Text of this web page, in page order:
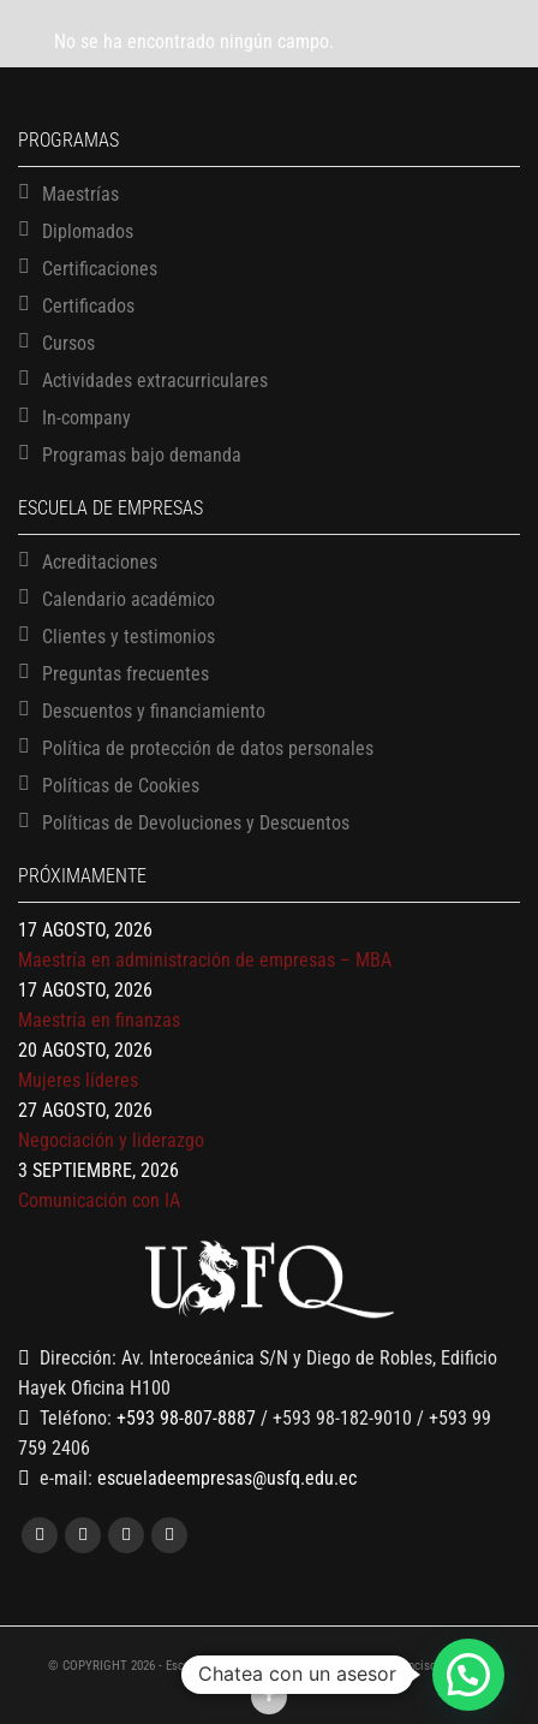
No se ha encontrado ningún campo.
PROGRAMAS
Maestrías
Diplomados
Certificaciones
Certificados
Cursos
Actividades extracurriculares
In-company
Programas bajo demanda
ESCUELA DE EMPRESAS
Acreditaciones
Calendario académico
Clientes y testimonios
Preguntas frecuentes
Descuentos y financiamiento
Política de protección de datos personales
Políticas de Cookies
Políticas de Devoluciones y Descuentos
PRÓXIMAMENTE
13 AGOSTO, 2026
17 AGOSTO, 2026
Gerencia de empresas familiares
17 AGOSTO, 2026
Maestría en administración de empresas – MBA
17 AGOSTO, 2026
Maestría en finanzas
20 AGOSTO, 2026
Mujeres líderes
27 AGOSTO, 2026
Negociación y liderazgo
3 SEPTIEMBRE, 2026
Comunicación con IA
Gobernanza de datos
13 AGOSTO, 2026
Finanzas para no financieros
Dirección: Av. Interoceánica S/N y Diego de Robles, Edificio
Hayek Oficina H100
Teléfono: +593 98-807-8887 / +593 98-182-9010 / +593 99
759 2406
e-mail: escueladeempresas@usfq.edu.ec
© COPYRIGHT 2026 - Escuela de Empresas de la Universidad San Francisco de Quito
Chatea con un asesor